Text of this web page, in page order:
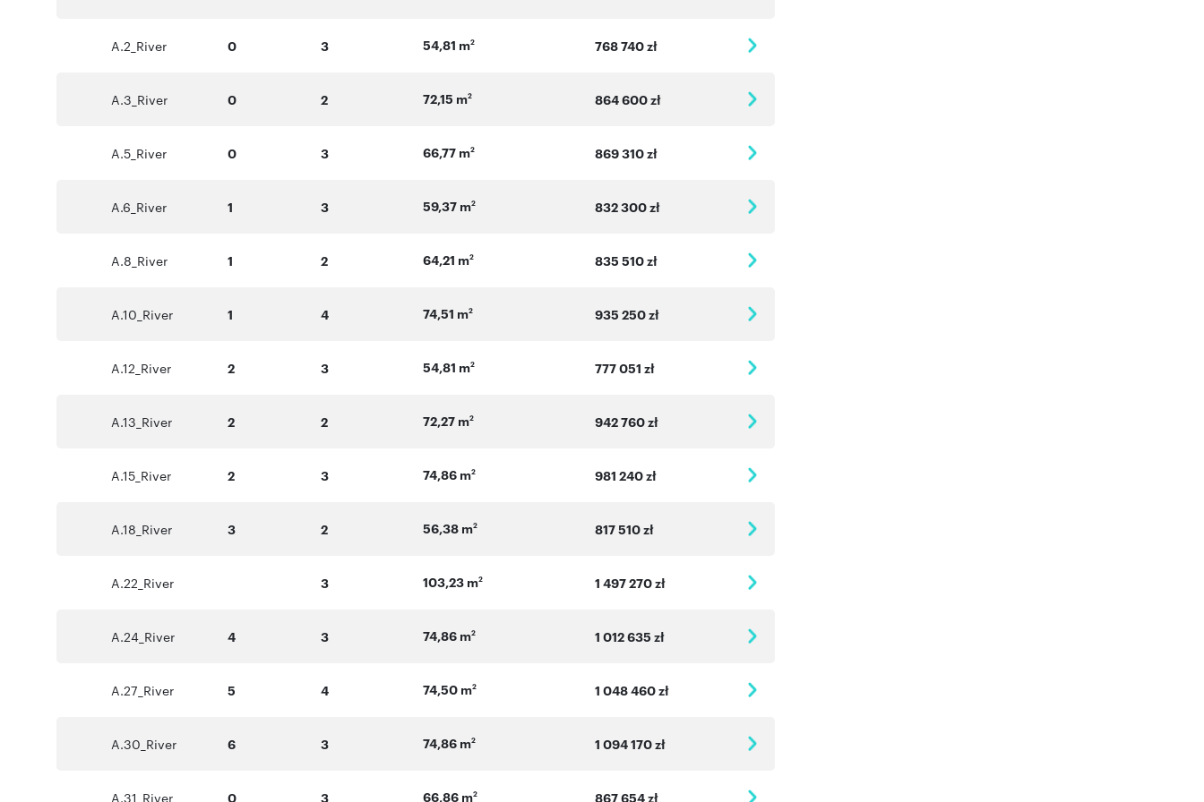
A.2_River 0 3 54,81 m2 768 740 zł
A.3_River 0 2 72,15 m2 864 600 zł
A.5_River 0 3 66,77 m2 869 310 zł
A.6_River 1 3 59,37 m2 832 300 zł
A.8_River 1 2 64,21 m2 835 510 zł
A.10_River 1 4 74,51 m2 935 250 zł
A.12_River 2 3 54,81 m2 777 051 zł
A.13_River 2 2 72,27 m2 942 760 zł
A.15_River 2 3 74,86 m2 981 240 zł
A.18_River 3 2 56,38 m2 817 510 zł
A.22_River 3 103,23 m2 1 497 270 zł
A.24_River 4 3 74,86 m2 1 012 635 zł
A.27_River 5 4 74,50 m2 1 048 460 zł
A.30_River 6 3 74,86 m2 1 094 170 zł
A.31_River 0 3 66,86 m2 867 654 zł